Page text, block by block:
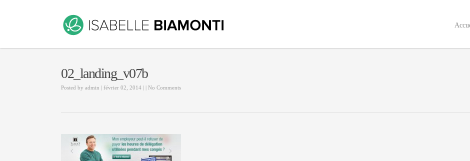
02_landing_v07b
Posted by admin | février 02, 2014 | | No Comments